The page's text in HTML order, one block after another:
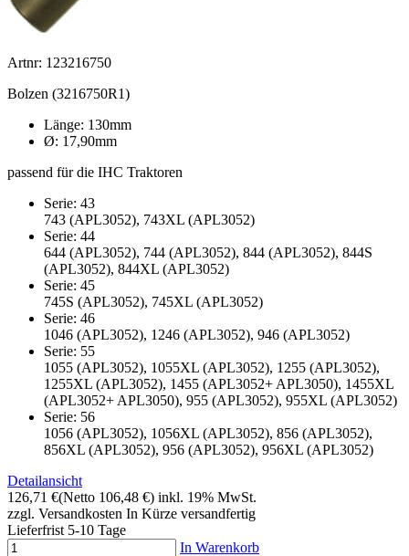
Artnr: 123216750
Bolzen (3216750R1)
Länge: 130mm
Ø: 17,90mm
passend für die IHC Traktoren
Serie: 43
743 (APL3052), 743XL (APL3052)
Serie: 44
644 (APL3052), 744 (APL3052), 844 (APL3052), 844S
(APL3052), 844XL (APL3052)
Serie: 45
745S (APL3052), 745XL (APL3052)
Serie: 46
1046 (APL3052), 1246 (APL3052), 946 (APL3052)
Serie: 55
1055 (APL3052), 1055XL (APL3052), 1255 (APL3052),
1255XL (APL3052), 1455 (APL3052+ APL3050), 1455XL
(APL3052+ APL3050), 955 (APL3052), 955XL (APL3052)
Serie: 56
1056 (APL3052), 1056XL (APL3052), 856 (APL3052),
856XL (APL3052), 956 (APL3052), 956XL (APL3052)
Detailansicht
126,71 €(Netto 106,48 €) inkl. 19% MwSt.
zzgl. Versandkosten In Kürze versandfertig
Lieferfrist 5-10 Tage
In Warenkorb